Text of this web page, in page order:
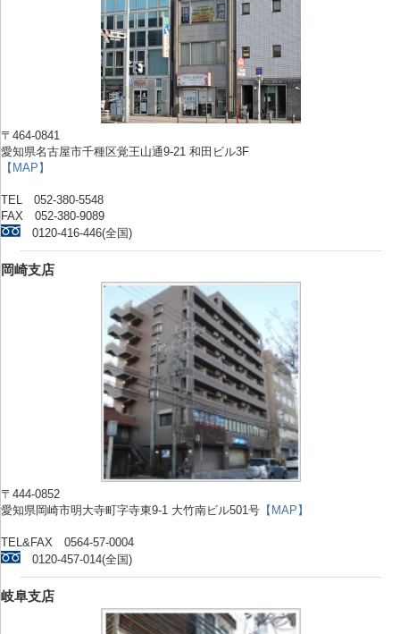
〒464-0841
愛知県名古屋市千種区覚王山通9-21 和田ビル3F
【MAP】
TEL 052-380-5548
FAX 052-380-9089
0120-416-446(全国)
岡崎支店
〒444-0852
愛知県岡崎市明大寺町字寺東9-1 大竹南ビル501号 【MAP】
TEL&FAX 0564-57-0004
0120-457-014(全国)
岐阜支店